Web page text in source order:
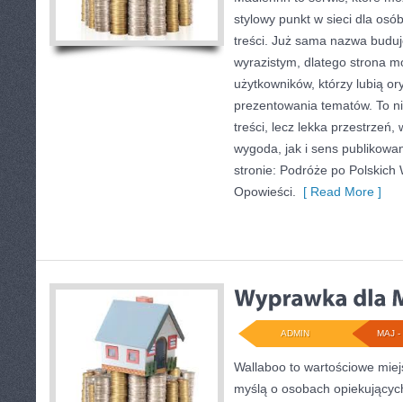
stylowy punkt w sieci dla
treści. Już sama nazwa
wyrazistym, dlatego strona
użytkowników, którzy lubią
prezentowania tematów. To
treści, lecz lekka przestrzeń,
wygoda, jak i sens
stronie: Podróże po Polskich
Opowieści.
[ Read More ]
MAJ -
ADMIN
Wallaboo to wartościowe
myślą o osobach